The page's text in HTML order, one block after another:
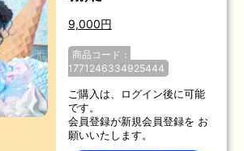
9,000円
商品コード：
1771246334925444
ご購入は、ログイン後に可能
です。
会員登録が新規会員登録を お
願いいたします。